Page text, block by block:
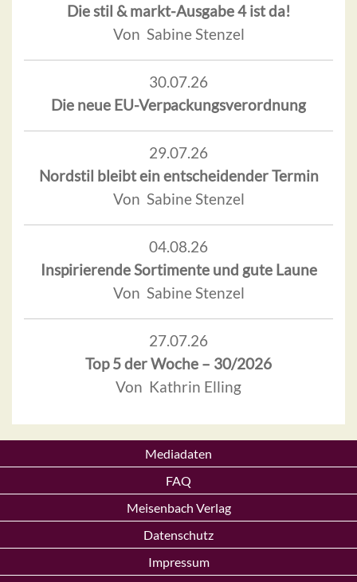
Die stil & markt-Ausgabe 4 ist da!
Von Sabine Stenzel
30.07.26
Die neue EU-Verpackungsverordnung
29.07.26
Nordstil bleibt ein entscheidender Termin
Von Sabine Stenzel
04.08.26
Inspirierende Sortimente und gute Laune
Von Sabine Stenzel
27.07.26
Top 5 der Woche – 30/2026
Von Kathrin Elling
Mediadaten
FAQ
Meisenbach Verlag
Datenschutz
Impressum